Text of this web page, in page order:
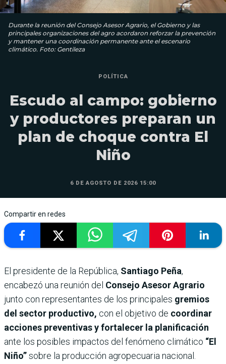
Durante la reunión del Consejo Asesor Agrario, el Gobierno y las
principales organizaciones del agro acordaron reforzar la prevención
y mantener una coordinación permanente ante el escenario
climático. Foto: Gentileza
POLÍTICA
Escudo al campo: gobierno
y productores preparan un
plan de choque contra El
Niño
6 DE AGOSTO DE 2026 15:00
Compartir en redes
El presidente de la República, Santiago Peña,
encabezó una reunión del Consejo Asesor Agrario
junto con representantes de los principales gremios
del sector productivo, con el objetivo de coordinar
acciones preventivas y fortalecer la planificación
ante los posibles impactos del fenómeno climático “El
Niño”sobre la producción agropecuaria nacional.